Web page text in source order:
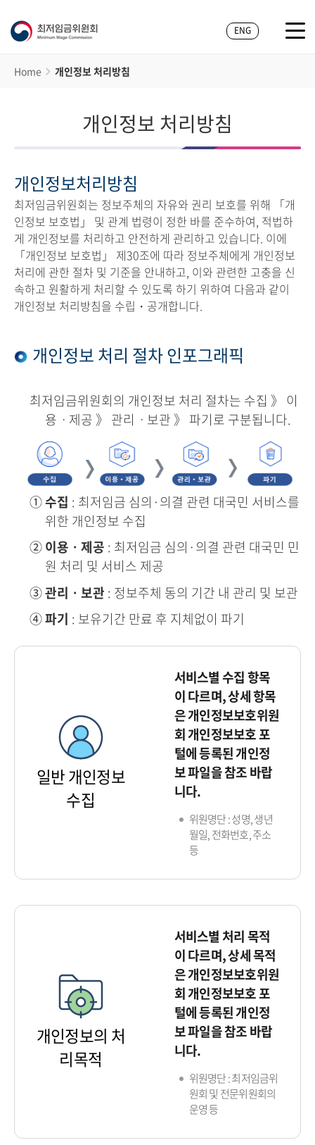
ENG
Home 개인정보 처리방침
개인정보 처리방침
개인정보처리방침
최저임금위원회는 정보주체의 자유와 권리 보호를 위해 「개
인정보 보호법」 및 관계 법령이 정한 바를 준수하여, 적법하
게 개인정보를 처리하고 안전하게 관리하고 있습니다. 이에
「개인정보 보호법」 제30조에 따라 정보주체에게 개인정보
처리에 관한 절차 및 기준을 안내하고, 이와 관련한 고충을 신
속하고 원활하게 처리할 수 있도록 하기 위하여 다음과 같이
개인정보 처리방침을 수립・공개합니다.
개인정보 처리 절차 인포그래픽
최저임금위원회의 개인정보 처리 절차는 수집 》 이
용ㆍ제공 》 관리ㆍ보관 》 파기로 구분됩니다.
①수집 : 최저임금 심의·의결 관련 대국민 서비스를
위한 개인정보 수집
② 이용ㆍ제공 : 최저임금 심의·의결 관련 대국민 민
원 처리 및 서비스 제공
③관리ㆍ보관 : 정보주체 동의 기간 내 관리 및 보관
④파기 : 보유기간 만료 후 지체없이 파기
일반 개인정보
수집
서비스별 수집 항목
이 다르며, 상세 항목
은 개인정보보호위원
회 개인정보보호 포
털에 등록된 개인정
보 파일을 참조 바랍
니다.
위원명단 : 성명, 생년
월일, 전화번호, 주소
등
개인정보의 처
리목적
서비스별 처리 목적
이 다르며, 상세 목적
은 개인정보보호위원
회 개인정보보호 포
털에 등록된 개인정
보 파일을 참조 바랍
니다.
위원명단 : 최저임금위
원회 및 전문위원회의
운영 등